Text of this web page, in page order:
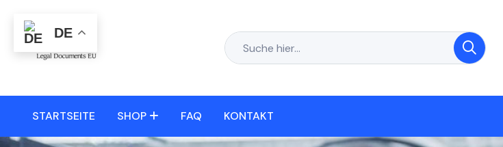
STARTSEITE SHOP FAQ KONTAKT
DE